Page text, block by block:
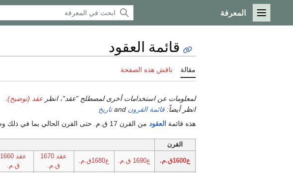
القائمة الرئيسية
المعرفة
قائمة العقود
مقالة ناقش هذه الصفحة
لمعلومات عن استخدامات أخرى لمصطلح "عقد"، انظر عقد (توضيح)
انظر أيضاً: قائمة القرون
تاريخ
هذه قائمة العقود من القرن 17 ق.م. حتى القرن الحالي بما في ذلك وصلات للمقالات المقابلة لمزيد من المعلومات.
القرن
ع1600ق.م. ع1690 ق.م. ع1680ق.م.
عقد 1670
ق.م.
عقد 1660
ق.م.